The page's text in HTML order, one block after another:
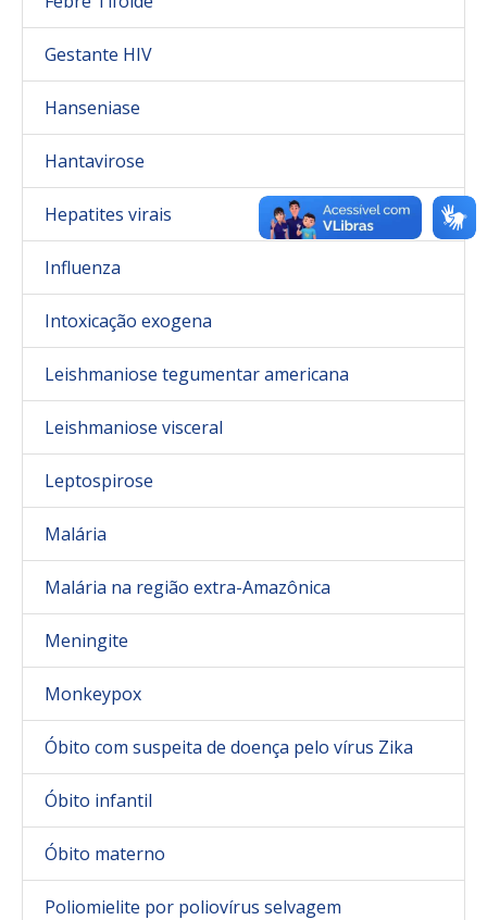
Gestante HIV
Hanseniase
Hantavirose
Hepatites virais
Influenza
Intoxicação exogena
Leishmaniose tegumentar americana
Leishmaniose visceral
Leptospirose
Malária
Malária na região extra-Amazônica
Meningite
Monkeypox
Óbito com suspeita de doença pelo vírus Zika
Óbito infantil
Óbito materno
Poliomielite por poliovírus selvagem